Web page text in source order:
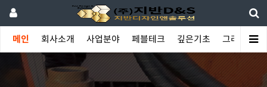
메인 회사소개 사업분야 페블테크 깊은기초 그라우팅